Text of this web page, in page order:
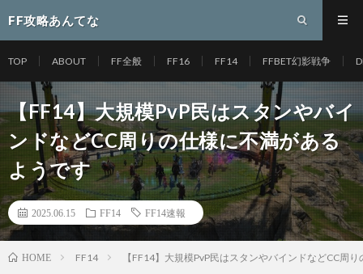
FF攻略あんてな
TOP ABOUT FF全般 FF16 FF14 FFBET幻影戦争
【FF14】大規模PvP民はスタンやバイ
ンドなどCC周りの仕様に不満がある
ようです
2025.06.15 FF14 FF14速報
HOME FF14 【FF14】大規模PvP民はスタンやバインドなどCC周